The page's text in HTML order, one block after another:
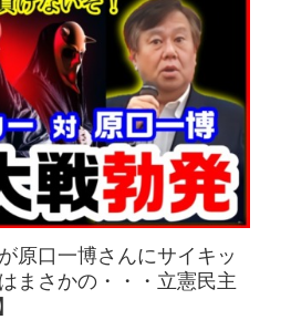
原口一博さんにサイキッ
まさかの・・・立憲民主